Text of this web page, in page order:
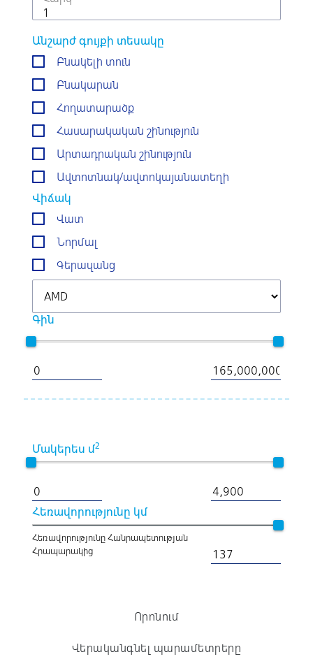
Անշարժ գույքի տեսակը
Բնակելի տուն
Բնակարան
Հողատարածք
Հասարակական շինություն
Արտադրական շինություն
Ավտոտնակ/ավտոկայանատեղի
Վիճակ
Վատ
Նորմալ
Գերազանց
Գին
Մակերես մ2
Հեռավորությունը կմ
Հեռավորությունը Հանրապետության
Հրապարակից
Որոնում
Վերականգնել պարամետրերը